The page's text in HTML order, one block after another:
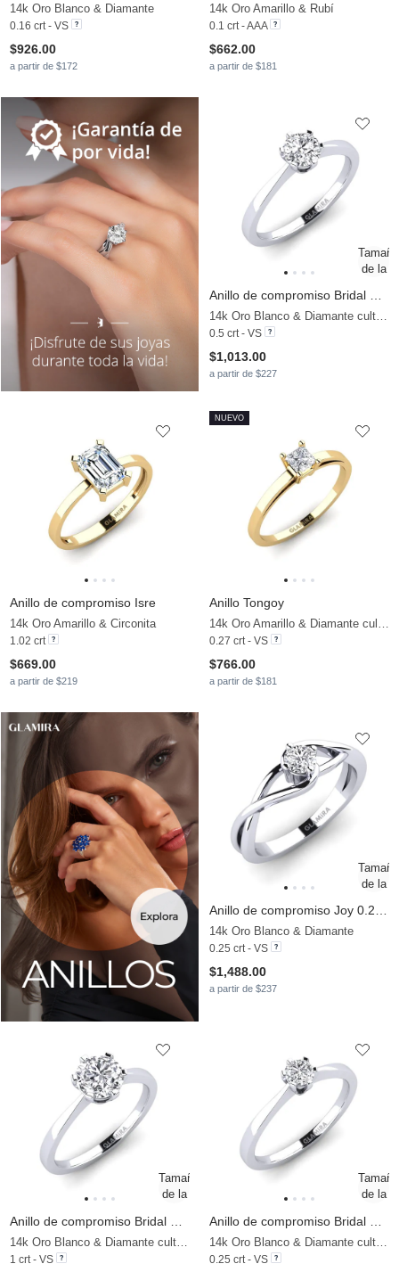
14k Oro Blanco & Diamante
0.16 crt - VS
$926.00
a partir de $172
14k Oro Amarillo & Rubí
0.1 crt - AAA
$662.00
a partir de $181
14k Oro Blanco & Diamante cultivado en laboratorio
0.5 crt - VS
$1,013.00
a partir de $227
Anillo de compromiso Isre
14k Oro Amarillo & Circonita
1.02 crt
$669.00
a partir de $219
Anillo Tongoy
14k Oro Amarillo & Diamante cultivado en laboratorio
0.27 crt - VS
$766.00
a partir de $181
NUEVO
14k Oro Blanco & Diamante
0.25 crt - VS
$1,488.00
a partir de $237
1 crt - VS 0.25 crt - VS